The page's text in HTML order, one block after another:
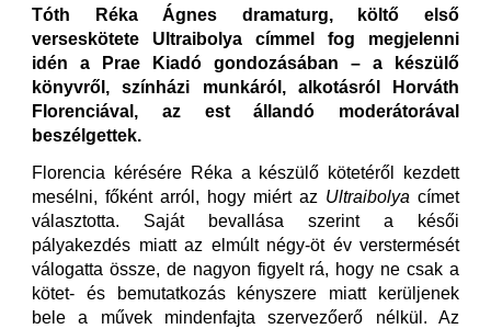
Tóth Réka Ágnes dramaturg, költő első
verseskötete Ultraibolya címmel fog megjelenni
idén a Prae Kiadó gondozásában – a készülő
könyvről, színházi munkáról, alkotásról Horváth
Florenciával, az est állandó moderátorával
beszélgettek.
Florencia kérésére Réka a készülő kötetéről kezdett
mesélni, főként arról, hogy miért az Ultraibolya címet
választotta. Saját bevallása szerint a késői
pályakezdés miatt az elmúlt négy-öt év verstermését
válogatta össze, de nagyon figyelt rá, hogy ne csak a
kötet- és bemutatkozás kényszere miatt kerüljenek
bele a művek mindenfajta szervezőerő nélkül. Az